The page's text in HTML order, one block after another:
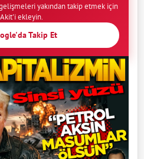
yakından takip etmek için
ekleyin.
Takip Et